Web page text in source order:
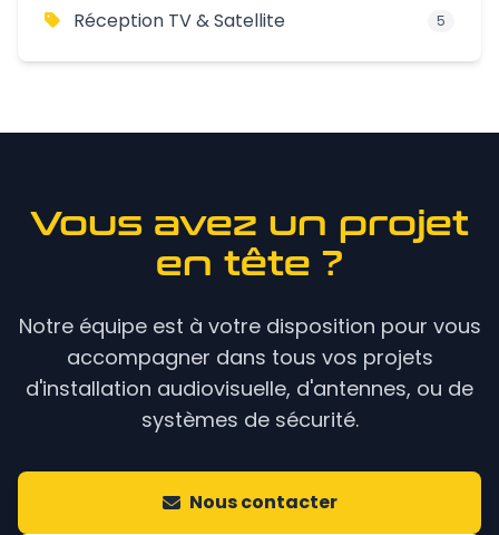
Réception TV & Satellite 5
Vous avez un projet
en tête ?
Notre équipe est à votre disposition pour vous
accompagner dans tous vos projets
d'installation audiovisuelle, d'antennes, ou de
systèmes de sécurité.
Nous contacter